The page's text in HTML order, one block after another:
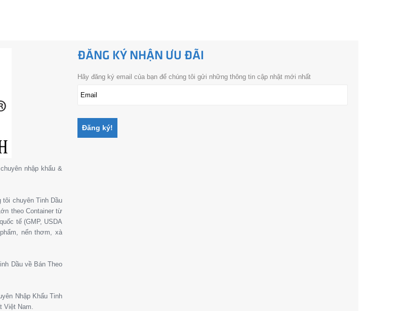
nhập khẩu &
chuyên Tinh Dầu
theo Container từ
tế (GMP, USDA
nến thơm, xà
Dầu về Bán Theo
Nhập Khẩu Tinh
Việt Nam.
ĐĂNG KÝ NHẬN ƯU ĐÃI
Hãy đăng ký email của bạn để chúng tôi gửi những thông tin cập nhật mới nhất